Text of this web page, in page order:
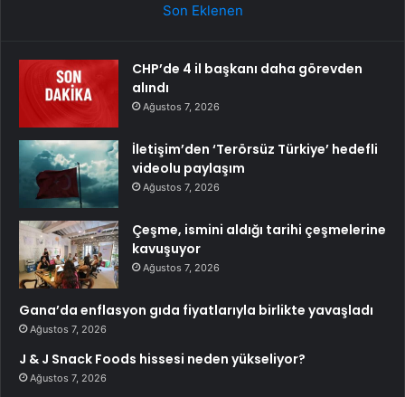
Son Eklenen
CHP’de 4 il başkanı daha görevden
alındı
Ağustos 7, 2026
İletişim’den ‘Terörsüz Türkiye’ hedefli
videolu paylaşım
Ağustos 7, 2026
Çeşme, ismini aldığı tarihi çeşmelerine
kavuşuyor
Ağustos 7, 2026
Gana’da enflasyon gıda fiyatlarıyla birlikte yavaşladı
Ağustos 7, 2026
J & J Snack Foods hissesi neden yükseliyor?
Ağustos 7, 2026